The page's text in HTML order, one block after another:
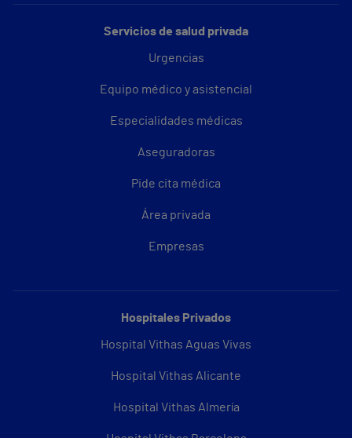
Servicios de salud privada
Urgencias
Equipo médico y asistencial
Especialidades médicas
Aseguradoras
Pide cita médica
Área privada
Empresas
Hospitales Privados
Hospital Vithas Aguas Vivas
Hospital Vithas Alicante
Hospital Vithas Almería